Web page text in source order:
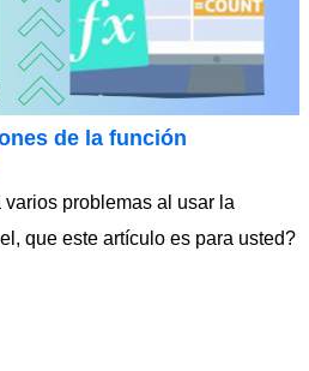
de la función
problemas al usar la
que este artículo es para usted?